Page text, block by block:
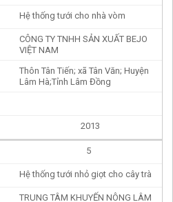
Hệ thống tưới cho nhà vòm
CÔNG TY TNHH SẢN XUẤT BEJO
VIỆT NAM
Thôn Tân Tiến; xã Tân Văn; Huyện
Lâm Hà;Tỉnh Lâm Đồng
2013
5
Hệ thống tưới nhỏ giọt cho cây trà
TRUNG TÂM KHUYẾN NÔNG LÂM